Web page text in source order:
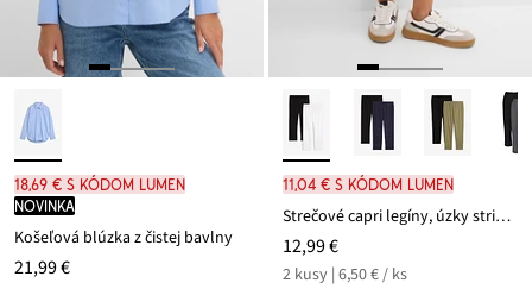
18,69 € s kódom LUMEN
novinka
Košeľová blúzka z čistej bavlny
21,99 €
11,04 € s kódom LUMEN
Strečové capri legíny, úzky strih (2 ks)
12,99 €
2 kusy | 6,50 € / ks